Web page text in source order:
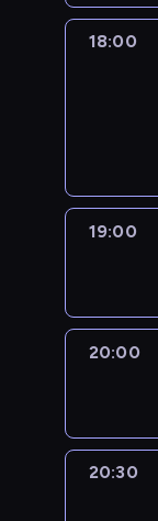
18:00
19:00
20:00
20:30